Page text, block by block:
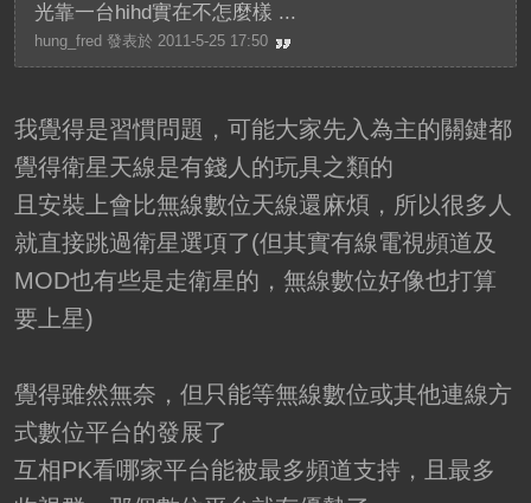
光靠一台hihd實在不怎麼樣 ...
hung_fred 發表於 2011-5-25 17:50
我覺得是習慣問題，可能大家先入為主的關鍵都
覺得衛星天線是有錢人的玩具之類的
且安裝上會比無線數位天線還麻煩，所以很多人
就直接跳過衛星選項了(但其實有線電視頻道及
MOD也有些是走衛星的，無線數位好像也打算
要上星)
覺得雖然無奈，但只能等無線數位或其他連線方
式數位平台的發展了
互相PK看哪家平台能被最多頻道支持，且最多